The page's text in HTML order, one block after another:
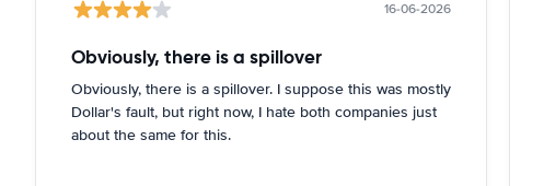
16-06-2026
Obviously, there is a spillover
Obviously, there is a spillover. I suppose this was mostly
Dollar's fault, but right now, I hate both companies just
about the same for this.